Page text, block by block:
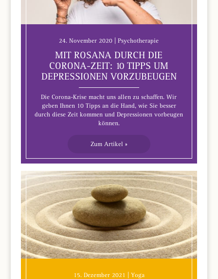
24. November 2020 | Psychotherapie
MIT ROSANA DURCH DIE
CORONA-ZEIT: 10 TIPPS UM
DEPRESSIONEN VORZUBEUGEN
Die Corona-Krise macht uns allen zu schaffen. Wir
geben Ihnen 10 Tipps an die Hand, wie Sie besser
durch diese Zeit kommen und Depressionen vorbeugen
können.
Zum Artikel »
15. Dezember 2021 | Yoga